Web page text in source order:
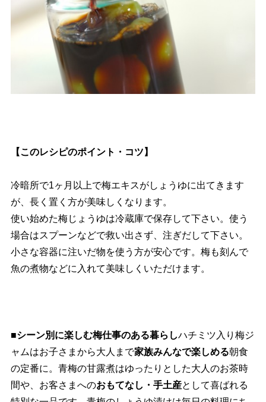
【このレシピのポイント・コツ】
冷暗所で1ヶ月以上で梅エキスがしょうゆに出てきます
が、長く置く方が美味しくなります。
使い始めた梅じょうゆは冷蔵庫で保存して下さい。使う
場合はスプーンなどで救い出さず、注ぎだして下さい。
小さな容器に注いだ物を使う方が安心です。梅も刻んで
魚の煮物などに入れて美味しくいただけます。
■シーン別に楽しむ梅仕事のある暮らしハチミツ入り梅ジ
ャムはお子さまから大人まで家族みんなで楽しめる朝食
の定番に。青梅の甘露煮はゆったりとした大人のお茶時
間や、お客さまへのおもてなし・手土産として喜ばれる